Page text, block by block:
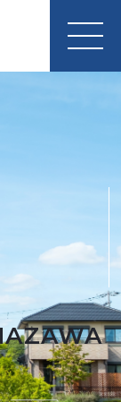
MEN
U